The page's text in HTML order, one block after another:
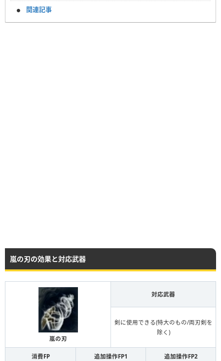
関連記事
嵐の刃の効果と対応武器
嵐の刃
対応武器
剣に使用できる(特大のもの/両刃剣を
除く)
消費FP 追加操作FP1 追加操作FP2